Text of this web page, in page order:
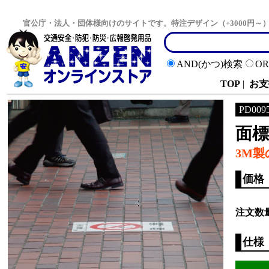
官公庁・法人・団体様向けのサイトです。特注デザイン（+3000円
AND(かつ)検索
TOP | お
面
3M製
価格
注文数
仕様